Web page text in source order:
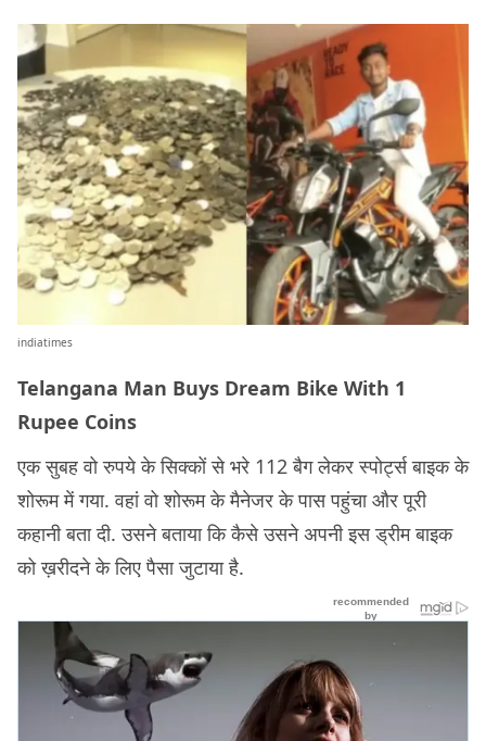
indiatimes
Telangana Man Buys Dream Bike With 1
Rupee Coins
एक सुबह वो रुपये के सिक्कों से भरे 112 बैग लेकर स्पोर्ट्स बाइक के
शोरूम में गया. वहां वो शोरूम के मैनेजर के पास पहुंचा और पूरी
कहानी बता दी. उसने बताया कि कैसे उसने अपनी इस ड्रीम बाइक
को ख़रीदने के लिए पैसा जुटाया है.